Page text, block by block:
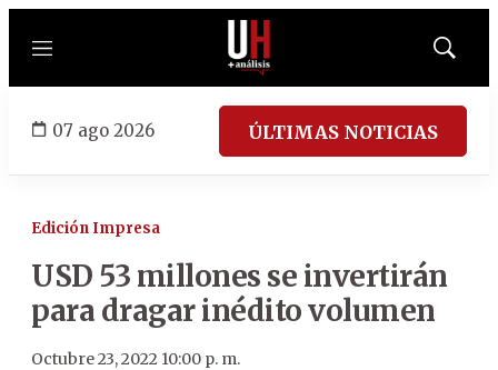
Menú
Mostrar
07 ago 2026 ÚLTIMAS NOTICIAS
Edición Impresa
USD 53 millones se invertirán
para dragar inédito volumen
Octubre 23, 2022 10:00 p. m.